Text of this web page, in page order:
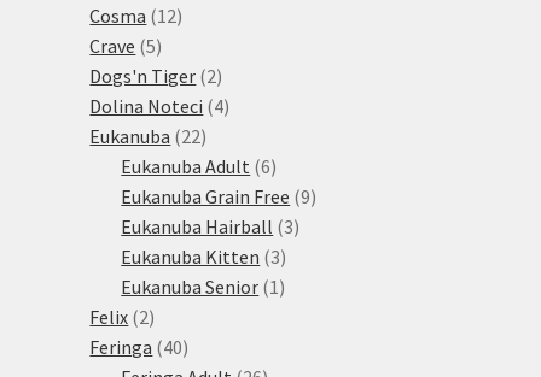
Cosma 1212
Crave 55
produktů
Dogs'n Tiger 22
produkty
Dolina Noteci 44
Eukanuba 2222
produktů
Eukanuba Adult 66
produktů
Eukanuba Grain Free 99
Eukanuba Hairball 33
Eukanuba Kitten 33
produkty
Eukanuba Senior 1 1
Felix 22
produkty
Feringa 4040